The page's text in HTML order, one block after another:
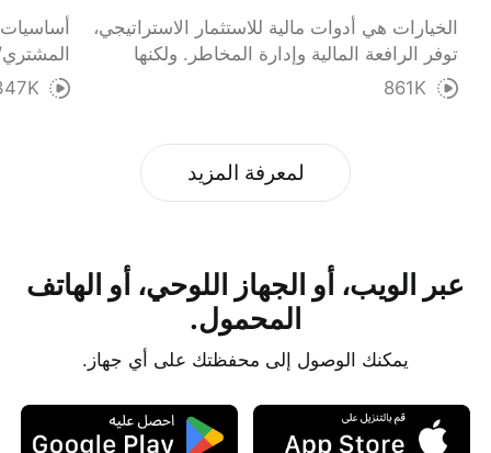
الخيارات هي أدوات مالية للاستثمار الاستراتيجي،
توفر الرافعة المالية وإدارة المخاطر. ولكنها
تتطلب فهم مخاطرها ومكافآتها.
861K
أساسيات
المشتري/
التأمين
آبل.
لمعرفة المزيد
عبر الويب، أو الجهاز اللوحي، أو الهاتف
المحمول.
يمكنك الوصول إلى محفظتك على أي جهاز.